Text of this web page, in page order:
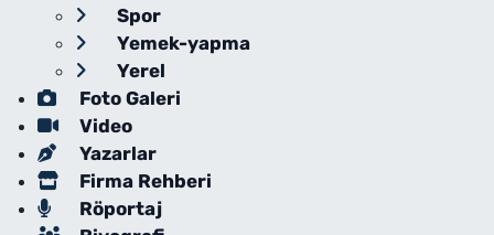
Spor
Yemek-yapma
Yerel
Foto Galeri
Video
Yazarlar
Firma Rehberi
Röportaj